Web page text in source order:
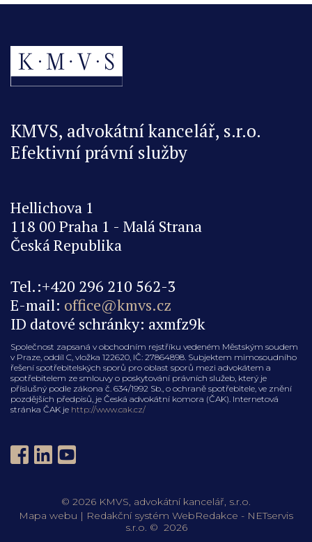
na
na
KMVS, advokátní kancelář, s.r.o.
Efektivní právní služby
Hellichova 1
118 00 Praha 1 - Malá Strana
Česká Republika
Tel.:+420 296 210 562-3
E-mail: office@kmvs.cz
ID datové schránky: axmfz9k
Společnost zapsaná v obchodním rejstříku vedeném Městským soudem
v Praze, oddíl C, vložka 122620, IČ: 27864898. Subjektem mimosoudního
řešení spotřebitelských sporů pro oblast sporů mezi advokátem a
spotřebitelem ze smlouvy o poskytování právních služeb, který je
příslušný podle zákona č. 634/1992 Sb., o ochraně spotřebitele, ve znění
pozdějších předpisů, je Česká advokátní komora (ČAK). Internetová
stránka ČAK je http://www.cak.cz/
© 2026 KMVS, advokátní kancelář, s.r.o.
Mapa webu | Redakční systém WebRedakce - NETservis
s.r.o. © 2026